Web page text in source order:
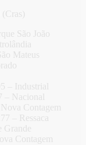
São João
Mateus
– Industrial
– Nacional
Contagem
– Ressaca
Grande
Contagem